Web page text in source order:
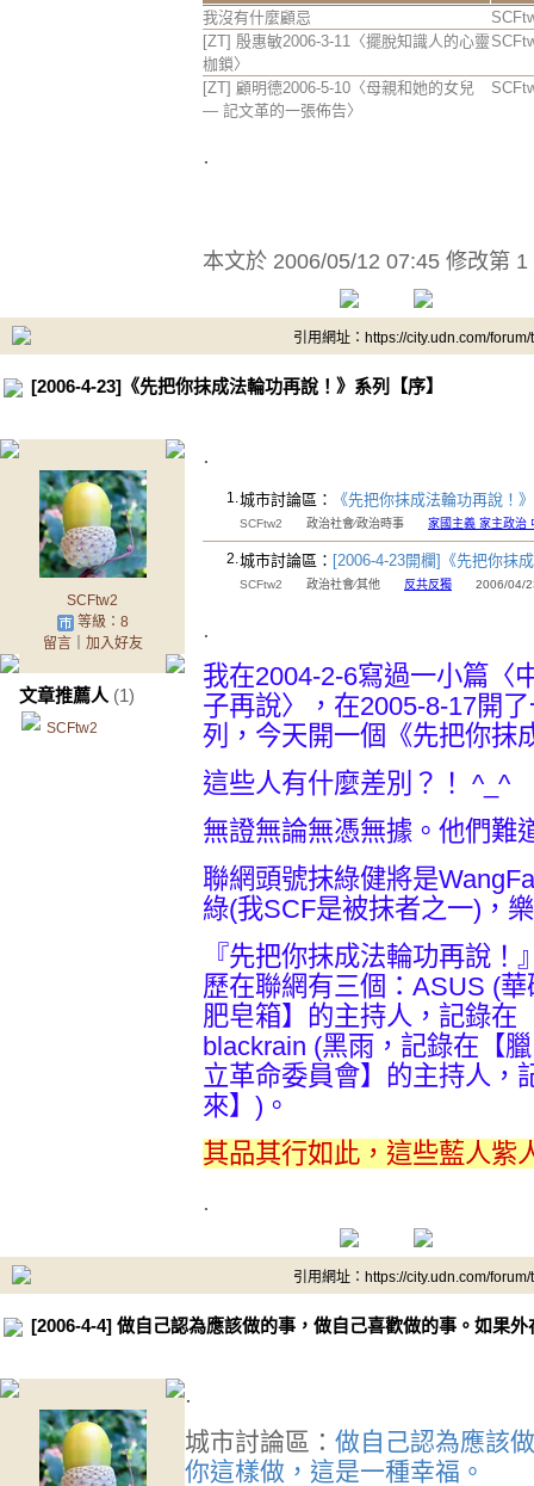
我沒有什麼顧忌
[ZT] 殷惠敏2006-3-11〈擺脫知識人的心靈
枷鎖〉
[ZT] 顧明德2006-5-10〈母親和她的女兒
— 記文革的一張佈告〉
.
本文於 2006/05/12 07:45 修改第 1
引用網址：https://city.udn.com/
[2006-4-23]《先把你抹成法輪功再說！》系列【序】
SCFtw2
等級：8
留言｜ 加入好友
文章推薦人 (1)
SCFtw2
.
1.城市討論區： 《先把你抹成法輪功再說！
SCFtw2 政治社會∕政治時事 家國主義 家主政治
2.城市討論區： [2006-4-23開欄]《先把你抹
SCFtw2 政治社會∕其他 反共反獨 2006/04/
.
我在2004-2-6寫過一小篇〈
子再說〉，在2005-8-17開
列，今天開一個《先把你抹
這些人有什麼差別？！ ^_^
無證無論無憑無據。他們難
聯網頭號抹綠健將是
綠(我SCF是被抹者之一)，
『先把你抹成法輪功再說
歷在聯網有三個：ASUS (
肥皂箱】的主持人，記錄在
blackrain (黑雨，記錄在【
立革命委員會】的主持人
來】)。
其品其行如此，這些藍人紫
.
引用網址：https://city.udn.com/
[2006-4-4] 做自己認為應該做的事，做自己喜歡做的事。如果
.
城市討論區： 做自己認為應該
你這樣做，這是一種幸福。